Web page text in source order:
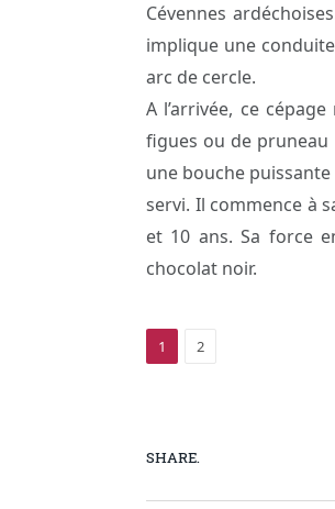
Cévennes
implique une
arc de cercle.
A l’arrivée, ce
figues ou de pruneau
une bouche
servi. Il commence à
et 10 ans. Sa force
chocolat noir.
1 2
SHARE.